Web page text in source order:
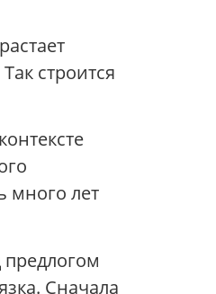
строится
много лет
Сначала